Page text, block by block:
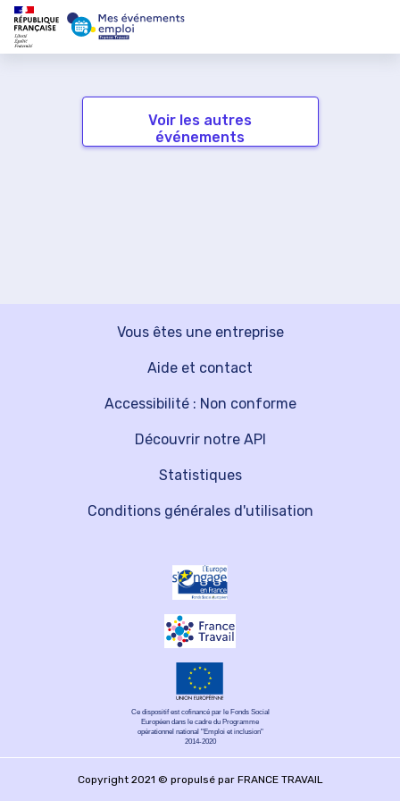
Voir les autres
événements
Vous êtes une entreprise
Découvrir notre API
Aide et contact
Statistiques
Accessibilité : Non conforme
Conditions générales d'utilisation
Ce dispositif est cofinancé par le Fonds Social
Européen dans le cadre du Programme
opérationnel national "Emploi et inclusion"
2014-2020
Copyright 2021 © propulsé par FRANCE TRAVAIL